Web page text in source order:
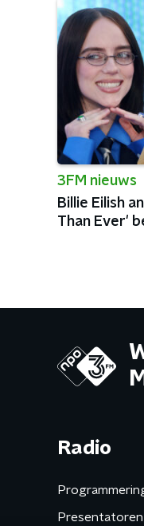
3FM nieuws
Billie Eilish
Than Ever'
Radio
Presentatoren